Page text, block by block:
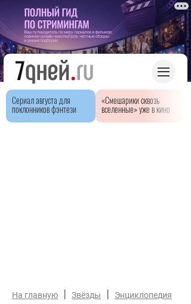
Сериал августа для
поклонников фэнтези
«Смешарики сквозь
вселенные» уже в кино
На главную | Звёзды |
Энциклопедия